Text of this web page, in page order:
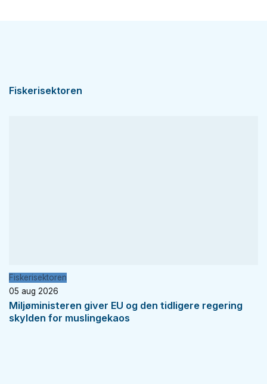
Fiskerisektoren
Fiskerisektoren
05 aug 2026
Miljøministeren giver EU og den tidligere regering
skylden for muslingekaos